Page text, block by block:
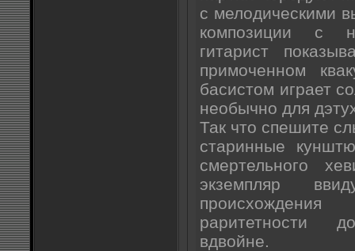
с мелодическими
композиции с
гитарист
примоченном
басистом играет
необычно для
Так что спешите
старинные
смертельного
экземпляр
раритетности
вдвойне.